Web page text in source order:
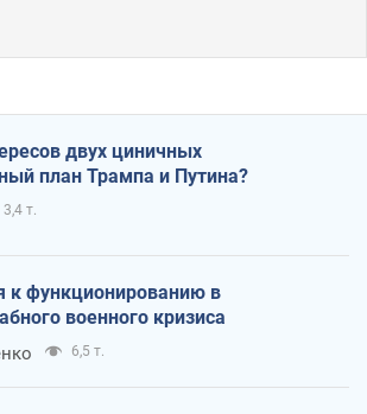
двух циничных
план Трампа и Путина?
3,4 т.
к функционированию в
военного кризиса
6,5 т.